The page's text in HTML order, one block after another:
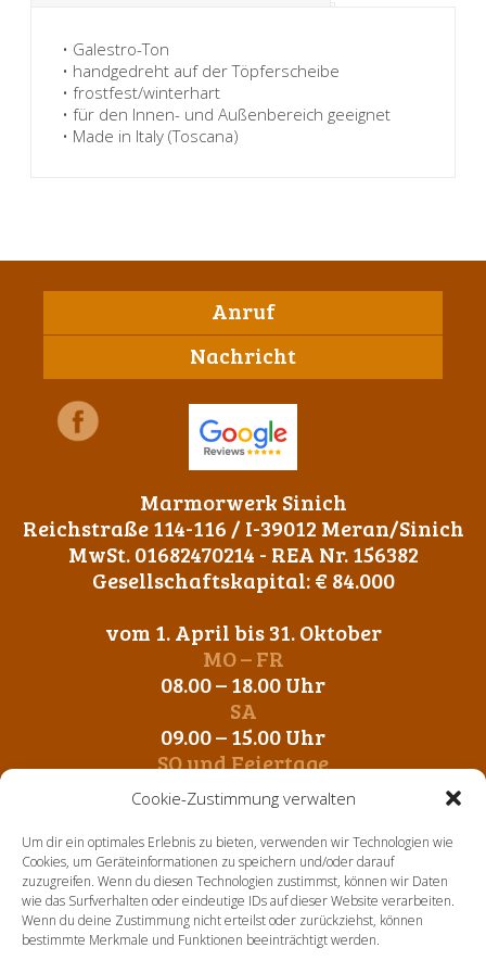
Cookie-Zustimmung verwalten
Um dir ein optimales Erlebnis zu bieten, verwenden wir Technologien wie
Cookies, um Geräteinformationen zu speichern und/oder darauf
zuzugreifen. Wenn du diesen Technologien zustimmst, können wir Daten
wie das Surfverhalten oder eindeutige IDs auf dieser Website verarbeiten.
Wenn du deine Zustimmung nicht erteilst oder zurückziehst, können
bestimmte Merkmale und Funktionen beeinträchtigt werden.
• Galestro-Ton
• handgedreht auf der Töpferscheibe
• frostfest/winterhart
• für den Innen- und Außenbereich geeignet
• Made in Italy (Toscana)
Anruf
Nachricht
Marmorwerk Sinich
Reichstraße 114-116 / I-39012 Meran/Sinich
MwSt. 01682470214 - REA Nr. 156382
Gesellschaftskapital: € 84.000
vom 1. April bis 31. Oktober
MO – FR
08.00 – 18.00 Uhr
SA
09.00 – 15.00 Uhr
SO und Feiertage
Geschlossen
vom 1. November bis 31. März
MO – FR
09.00 – 12.00 Uhr
14. 00 – 17.00 Uhr
SA-SO und Feiertage